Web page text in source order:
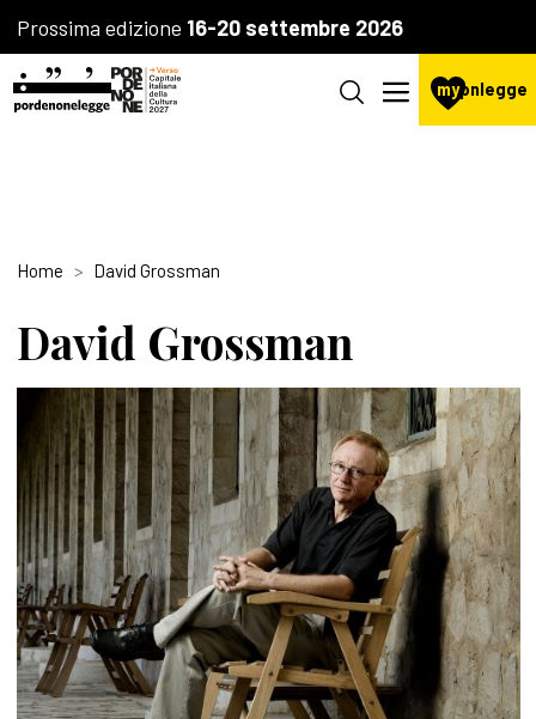
Prossima edizione 16-20 settembre 2026
mypnlegge
Home David Grossman
David Grossman